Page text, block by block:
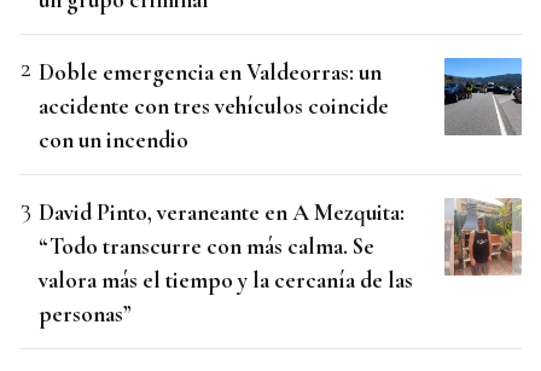
Doble emergencia en Valdeorras: un
accidente con tres vehículos coincide
con un incendio
David Pinto, veraneante en A Mezquita:
“Todo transcurre con más calma. Se
valora más el tiempo y la cercanía de las
personas”